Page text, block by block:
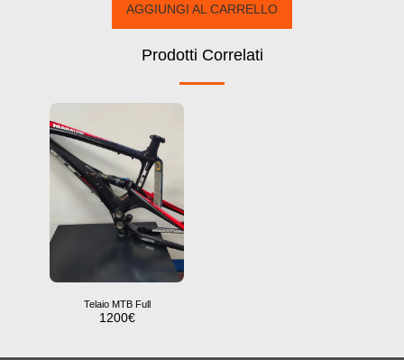
AGGIUNGI AL CARRELLO
Prodotti Correlati
Telaio MTB Full
1200€